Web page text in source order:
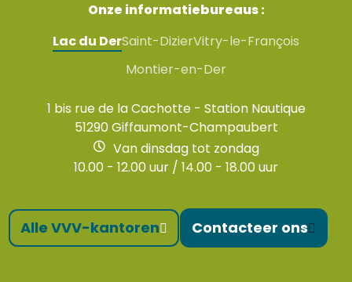
Onze informatiebureaus :
Lac du DerSaint-DizierVitry-le-François
Montier-en-Der
1 bis rue de la Cachotte - Station Nautique
51290 Giffaumont-Champaubert
Van dinsdag tot zondag
10.00 - 12.00 uur / 14.00 - 18.00 uur
Alle VVV-kantoren Contacteer ons